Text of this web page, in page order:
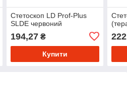
Стетоскоп LD Prof-Plus
SLDE червоний
194,27₴
Купити